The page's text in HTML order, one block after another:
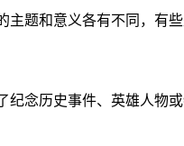
题和意义各有不同，有
念历史事件、英雄人物或